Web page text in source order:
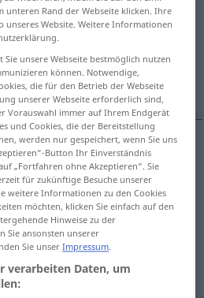
anklicken/antippen)
Glück Pott
unteren Rand der Webseite klicken. Ihre
unseres Website. Weitere Informationen
unsere Webseite bestmöglich nutzen
können. Notwendige,
die für den Betrieb der Webseite
unserer Webseite erforderlich sind,
Vorauswahl immer auf Ihrem Endgerät
und Cookies, die der Bereitstellung
werden nur gespeichert, wenn Sie uns
Button Ihr Einverständnis
„Fortfahren ohne Akzeptieren“. Sie
für zukünftige Besuche unserer
weitere Informationen zu den Cookies
möchten, klicken Sie einfach auf den
Hinweise zu der
Sie ansonsten unserer
Sie unserImpressum.
verarbeiten Daten, um